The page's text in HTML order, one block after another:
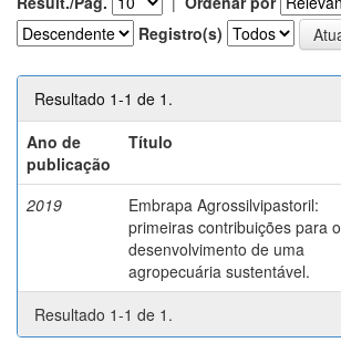
Registro(s)
Resultado 1-1 de 1.
Ano de
publicação
Título
2019
Embrapa Agrossilvipastoril:
primeiras contribuições para o
desenvolvimento de uma
agropecuária sustentável.
Resultado 1-1 de 1.